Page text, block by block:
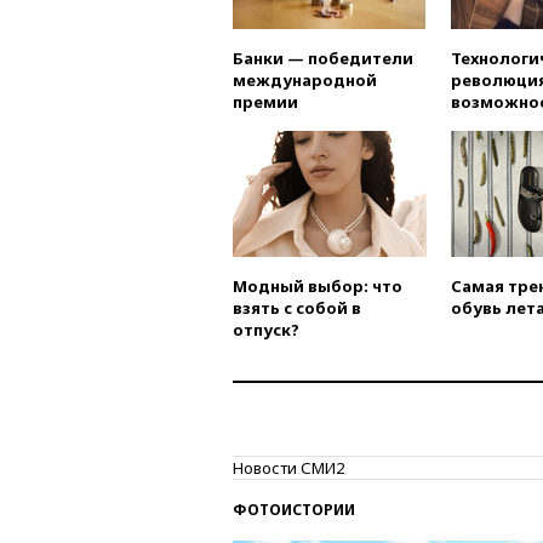
Банки — победители
международной
премии
Модный выбор: что
взять с собой в
отпуск?
Самая
обувь
Новости СМИ2
ФОТОИСТОРИИ